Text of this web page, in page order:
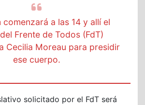
comenzará a las 14 y allí el
Frente de Todos (FdT)
Cecilia Moreau para presidir
ese cuerpo.
solicitado por el FdT será